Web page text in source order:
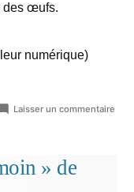
des œufs.
numérique)
Laisser un commentaire
» de